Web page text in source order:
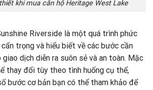
khi mua căn hộ Heritage West Lake
Riverside là một quá trình phức
trọng và hiểu biết về các bước cần
dịch diễn ra suôn sẻ và an toàn. Mặc
thay đổi tùy theo tình huống cụ thể,
bước cơ bản bạn có thể tham khảo để